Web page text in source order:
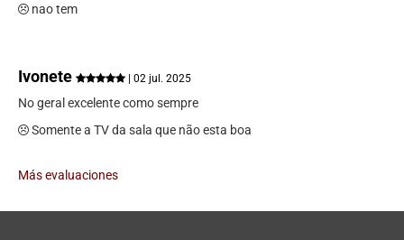
nao tem
Ivonete | 02 jul. 2025
No geral excelente como sempre
Somente a TV da sala que não esta boa
Más evaluaciones